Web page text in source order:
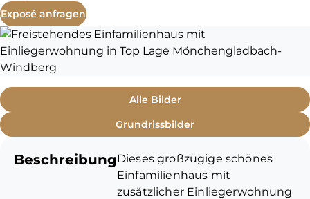
Exposé anfragen
Alle Bilder
Grundrissbilder
BeschreibungDieses großzügige schönes
Einfamilienhaus mit
zusätzlicher Einliegerwohnung